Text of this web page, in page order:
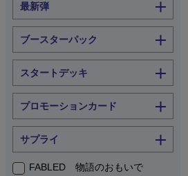
最新弾
ブースターパック
スタートデッキ
プロモーションカード
サプライ
FABLED 物語のおもいで